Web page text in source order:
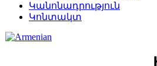
Կանոնադրություն
Կոնտակտ